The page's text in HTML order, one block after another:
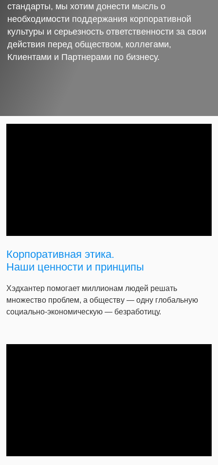
стандарты, мы хотим донести мысль о
необходимости поддержания корпоративной
культуры и серьезность ответственности за свои
действия перед обществом, коллегами,
Клиентами и Партнерами по бизнесу.
Корпоративная этика.
Наши ценности и принципы
Хэдхантер помогает миллионам людей решать
множество проблем, а обществу — одну глобальную
социально-экономическую — безработицу.